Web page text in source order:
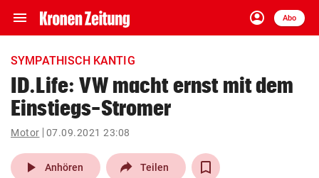
menu Navigation
ein-/ausklappen
account_circle
Anmelden
Abo
close Schließen
account_circle Anmelden
pin_drop
Wien arrow_right
SYMPATHISCH KANTIG
ID.Life: VW macht ernst mit dem
Einstiegs-Stromer
Motor 07.09.2021 23:08
play_arrow Anhören Teilen